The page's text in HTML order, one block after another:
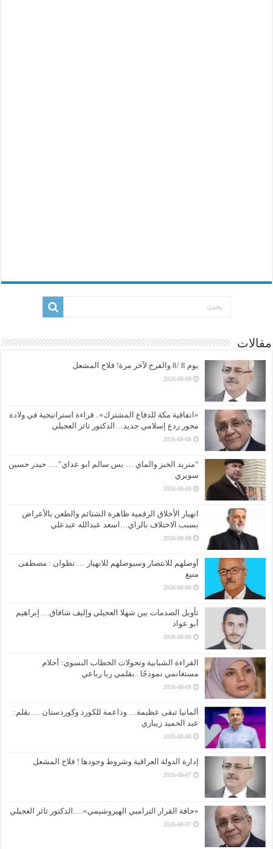
مقالات
يوم 8 /8 والفرح لآخر مرة! فلاح المشعل
2026-08-08
«اتفاقية مكة للدفاع المشترك».. قراءة استراتيجية في ولادة
محور ردع إسلامي جديد…الدكتور ثائر العجيلي
2026-08-08
“منريد الخبز والماي … بس سالم ابو عداي”…. حيدر حسين
سويري
2026-08-08
انهيار الأخلاق الرقمية ظاهرة الشتائم والطعن بالأعراض
بسبب الاختلاف بالراي…اسعد عبدالله عبدعلي
2026-08-08
أوصلهم للانتصار وسيوصلهم للانهيار ….تطوان : مصطفى
منيغ
2026-08-08
تأويل الصدمات بين شهلا العجيلي وإليف شافاق… إبراهيم
أبو عواد
2026-08-08
القراءة الشبابية وتحولات الخطاب النسوي: أحلام
مستغانمي نموذجًا ..بقلمي ربا رباعي
2026-08-08
ألمانيا تبقى عظيمة… وداعمة للكورد وكوردستان … بقلم:
عبد الحميد زيباري
2026-08-08
إدارة الدولة العراقية وشروط وجودها ! فلاح المشعل
2026-08-07
«حافة القرار الترامبي الهيروشيمي»….الدكتور ثائر العجيلي
2026-08-07